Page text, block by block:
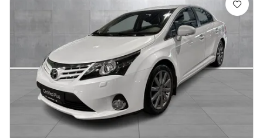
Lagre